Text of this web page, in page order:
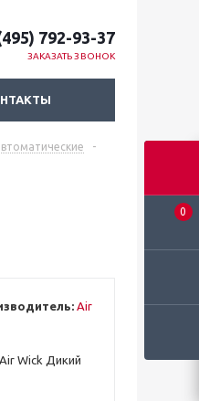
0
792-93-37
ЗАКАЗАТЬ ЗВОНОК
-
Air
Wick Дикий